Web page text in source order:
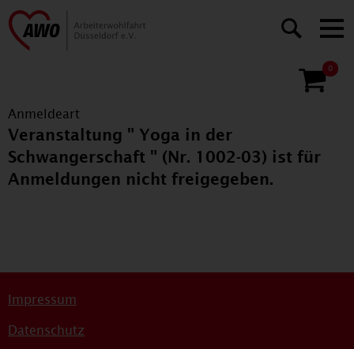
0
Anmeldeart
Veranstaltung " Yoga in der
Schwangerschaft " (Nr. 1002-03) ist für
Anmeldungen nicht freigegeben.
Impressum
Datenschutz